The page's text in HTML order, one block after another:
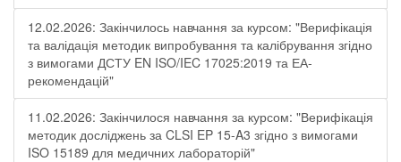
12.02.2026: Закінчилось навчання за курсом: "Верифікація
та валідація методик випробування та калібрування згідно
з вимогами ДСТУ EN ISO/IEC 17025:2019 та ЕА-
рекомендацій"
11.02.2026: Закінчилося навчання за курсом: "Верифікація
методик досліджень за CLSI EP 15-A3 згідно з вимогами
ISO 15189 для медичних лабораторій"